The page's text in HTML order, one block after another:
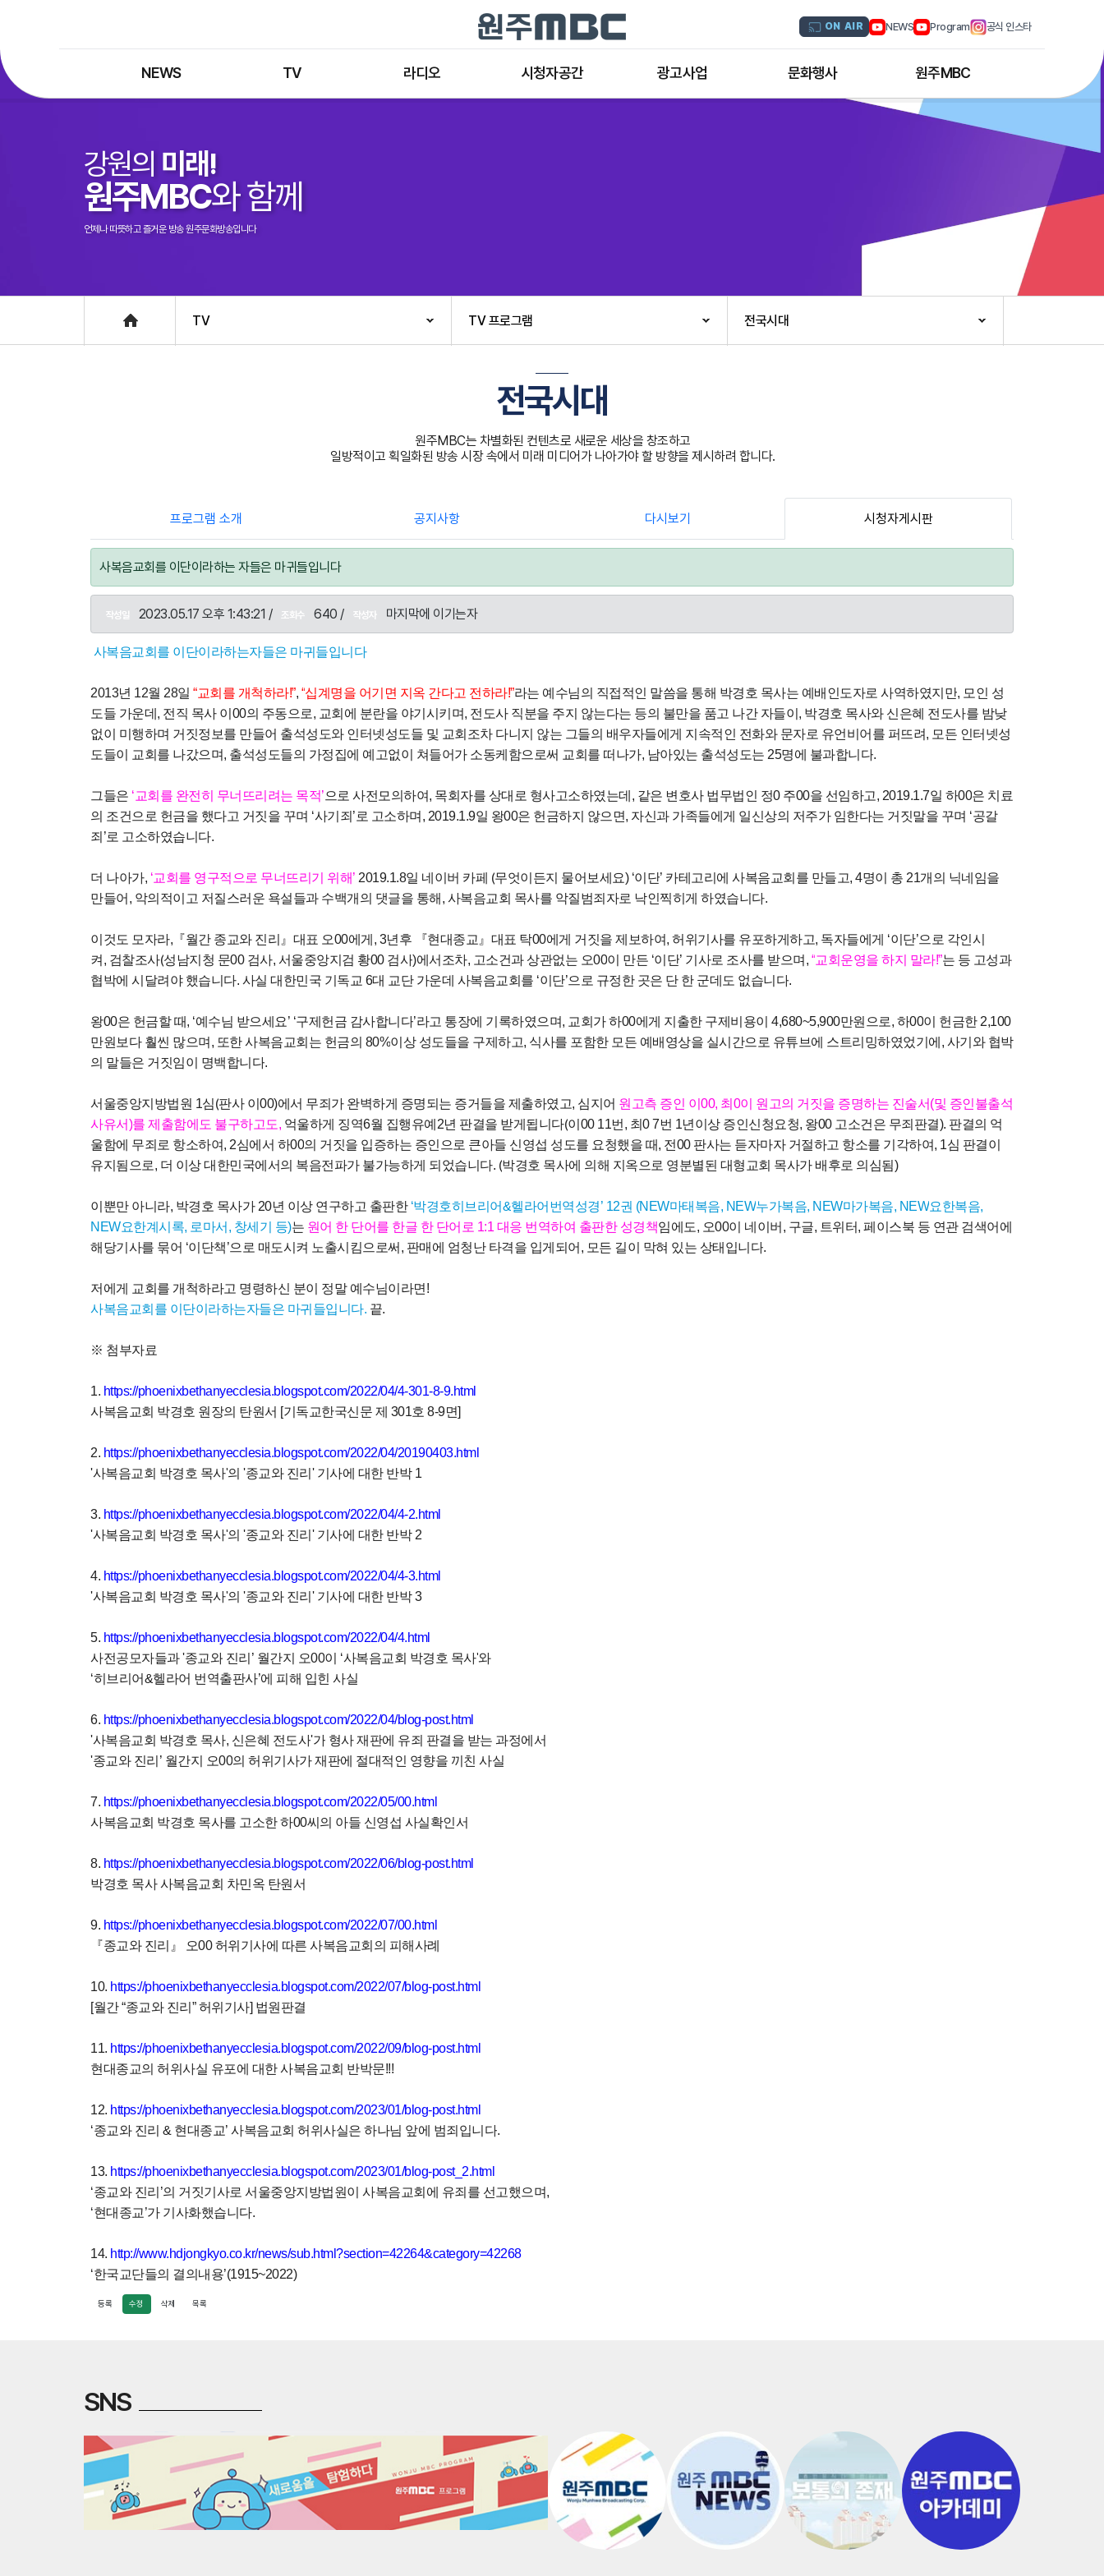
ON AIR NEWS Program 공식 인스타
NEWS
뉴스검색
제보는 MBC
정정·반론보도
TV
종영 프로그램
프로그램 구입안내
UHDTV 즐기는 방법
라디오 시청자공간 광고사업 문화행사 원주MBC
회사연혁
아나운서 소개
강원의 미래!
원주MBC와 함께
언제나 따뜻하고 즐거운 방송 원주문화방송입니다
TV TV 프로그램 전국시대
전국시대
원주MBC는 차별화된 컨텐츠로 새로운 세상을 창조하고
일방적이고 획일화된 방송 시장 속에서 미래 미디어가 나아가야 할 방향을 제시하려 합니다.
프로그램 소개 공지사항 다시보기 시청자게시판
사복음교회를 이단이라하는 자들은 마귀들입니다
작성일 2023.05.17 오후 1:43:21 / 조회수 640 / 작성자 마지막에 이기는자
사복음교회를 이단이라하는자들은 마귀들입니다
2013년 12월 28일 “교회를 개척하라!”, “십계명을 어기면 지옥 간다고 전하라!”라는 예수님의 직접적인 말씀을 통해 박경호 목사는 예배인도자로 사역하였지만, 모인 성
도들 가운데 , 전직 목사 이 00의 주동으로, 교회에 분란을 야기시키며, 전도사 직분을 주지 않는다는 등의 불만을 품고 나간 자들이 , 박경호 목사와 신은혜 전도사를 밤낮
없이 미행하며 거짓정보를 만들어 출석성도와 인터넷성도들 및 교회조차 다니지 않는 그들의 배우자들에게 지속적인 전화와 문자로 유언비어를 퍼뜨려, 모든 인터넷성
도들이 교회를 나갔으며, 출석성도들의 가정집에 예고없이 쳐들어가 소동케함으로써 교회를 떠나가, 남아있는 출석성도는 25명에 불과합니다.
그들은 ‘교회를 완전히 무너뜨리려는 목적’으로 사전모의하여, 목회자를 상대로 형사고소하였는데 , 같은 변호사 법무법인 정0 주00을 선임하고, 2019.1.7일 하00은 치료
의 조건으로 헌금을 했다고 거짓을 꾸며 ‘사기죄 ’ 로 고소하며 , 2019.1.9일 왕00은 헌금하지 않으면, 자신과 가족들에게 일신상의 저주가 임한다는 거짓말을 꾸며 ‘공갈
죄 ’로 고소하였습니다.
더 나아가, ‘교회를 영구적으로 무너뜨리기 위해’ 2019.1.8일 네이버 카페 (무엇이든지 물어보세요) ‘이단’ 카테고리에 사복음교회를 만들고, 4명이 총 21개의 닉네임을
만들어 , 악의적이고 저질스러운 욕설들과 수백개의 댓글을 통해 , 사복음교회 목사를 악질범죄자로 낙인찍히게 하였습니다.
이것도 모자라,『월간 종교와 진리 』 대표 오00에게 , 3년후 『현대종교 』 대표 탁00에게 거짓을 제보하여, 허위기사를 유포하게하고, 독자들에게 ‘이단’으로 각인시
켜 , 검찰조사(성남지청 문00 검사, 서울중앙지검 황00 검사)에서조차, 고소건과 상관없는 오00이 만든 ‘이단’ 기사로 조사를 받으며 , “교회운영을 하지 말라!”는 등 고성과
협박에 시달려야 했습니다. 사실 대한민국 기독교 6대 교단 가운데 사복음교회를 ‘이단’으로 규정한 곳은 단 한 군데도 없습니다.
왕00은 헌금할 때, ‘예수님 받으세요’ ‘구제헌금 감사합니다’라고 통장에 기록하였으며, 교회가 하00에게 지출한 구제비용이 4,680~5,900만원으로, 하00이 헌금한 2,100
만원보다 훨씬 많으며 , 또한 사복음교회는 헌금의 80%이상 성도들을 구제하고, 식사를 포함한 모든 예배영상을 실시간으로 유튜브에 스트리밍하였었기에 , 사기와 협박
의 말들은 거짓임이 명백합니다.
서울중앙지방법원 1심(판사 이 00)에서 무죄가 완벽하게 증명되는 증거들을 제출하였고, 심지어 원고측 증인 이 00, 최 0이 원고의 거짓을 증명하는 진술서(및 증인불출석
사유서)를 제출함에도 불구하고도, 억울하게 징역6월 집행유예 2년 판결을 받게됩니다(이 00 11번 , 최0 7번 1년이상 증인신청요청, 왕00 고소건은 무죄판결). 판결의 억
울함에 무죄로 항소하여, 2심에서 하00의 거짓을 입증하는 증인으로 큰아들 신영섭 성도를 요청했을 때, 전00 판사는 듣자마자 거절하고 항소를 기각하여, 1심 판결이
유지됨으로, 더 이상 대한민국에서의 복음전파가 불가능하게 되었습니다. (박경호 목사에 의해 지옥으로 영분별된 대형교회 목사가 배후로 의심됨)
이뿐만 아니라, 박경호 목사가 20년 이상 연구하고 출판한 ‘박경호히브리어&헬라어번역성경’ 12권 (NEW마태복음, NEW누가복음, NEW마가복음, NEW요한복음,
NEW요한계시록, 로마서 , 창세기 등)는 원어 한 단어를 한글 한 단어로 1:1 대응 번역하여 출판한 성경책임에도, 오00이 네이버 , 구글, 트위터, 페이스북 등 연관 검색어에
해당기사를 묶어 ‘이단책’으로 매도시켜 노출시킴으로써 , 판매에 엄청난 타격을 입게되어 , 모든 길이 막혀 있는 상태입니다.
저에게 교회를 개척하라고 명령하신 분이 정말 예수님이라면 !
사복음교회를 이단이라하는자들은 마귀들입니다. 끝.
※ 첨부자료
1. https://phoenixbethanyecclesia.blogspot.com/2022/04/4-301-8-9.html
사복음교회 박경호 원장의 탄원서 [기독교한국신문 제 301호 8-9면]
2. https://phoenixbethanyecclesia.blogspot.com/2022/04/20190403.html
'사복음교회 박경호 목사'의 '종교와 진리 ' 기사에 대한 반박 1
3. https://phoenixbethanyecclesia.blogspot.com/2022/04/4-2.html
'사복음교회 박경호 목사'의 '종교와 진리 ' 기사에 대한 반박 2
4. https://phoenixbethanyecclesia.blogspot.com/2022/04/4-3.html
'사복음교회 박경호 목사'의 '종교와 진리 ' 기사에 대한 반박3
5. https://phoenixbethanyecclesia.blogspot.com/2022/04/4.html
사전공모자들과'종교와 진리 ’ 월간지 오00이 ‘사복음교회 박경호 목사'와
‘히브리어&헬라어 번역출판사’에 피해 입힌 사실
6. https://phoenixbethanyecclesia.blogspot.com/2022/04/blog-post.html
'사복음교회 박경호 목사, 신은혜 전도사'가 형사 재판에 유죄 판결을 받는 과정에서
'종교와 진리 ’ 월간지 오00의 허위기사가 재판에 절대적인 영향을 끼친 사실
7. https://phoenixbethanyecclesia.blogspot.com/2022/05/00.html
사복음교회 박경호 목사를 고소한 하00씨의 아들 신영섭 사실확인서
8. https://phoenixbethanyecclesia.blogspot.com/2022/06/blog-post.html
박경호 목사 사복음교회 차민옥 탄원서
9. https://phoenixbethanyecclesia.blogspot.com/2022/07/00.html
『종교와 진리 』 오00허위기사에 따른 사복음교회의 피해사례
10. https://phoenixbethanyecclesia.blogspot.com/2022/07/blog-post.html
[월간“종교와 진리 ”허위기사] 법원판결
11. https://phoenixbethanyecclesia.blogspot.com/2022/09/blog-post.html
현대종교의 허위사실 유포에 대한 사복음교회 반박문!!!
12. https://phoenixbethanyecclesia.blogspot.com/2023/01/blog-post.html
‘종교와 진리 & 현대종교’ 사복음교회 허위사실은 하나님 앞에 범죄입니다.
13. https://phoenixbethanyecclesia.blogspot.com/2023/01/blog-post_2.html
‘종교와 진리 ’의 거짓기사로 서울중앙지방법원이 사복음교회에 유죄를 선고했으며,
‘현대종교’가 기사화했습니다.
14. http://www.hdjongkyo.co.kr/news/sub.html?section=42264&category=42268
‘한국교단들의 결의내용’(1915~2022)
등록 수정 삭제 목록
SNS